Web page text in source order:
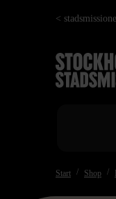
Hoppa
<
Start Shop